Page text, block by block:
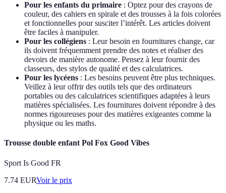
Pour les enfants du primaire : Optez pour des crayons de
couleur, des cahiers en spirale et des trousses à la fois colorées
et fonctionnelles pour susciter l’intérêt. Les articles doivent
être faciles à manipuler.
Pour les collégiens : Leur besoin en fournitures change, car
ils doivent fréquemment prendre des notes et réaliser des
devoirs de manière autonome. Pensez à leur fournir des
classeurs, des stylos de qualité et des calculatrices.
Pour les lycéens : Les besoins peuvent être plus techniques.
Veillez à leur offrir des outils tels que des ordinateurs
portables ou des calculatrices scientifiques adaptées à leurs
matières spécialisées. Les fournitures doivent répondre à des
normes rigoureuses pour des matières exigeantes comme la
physique ou les maths.
Trousse double enfant Pol Fox Good Vibes
Sport Is Good FR
7.74 EURVoir le prix